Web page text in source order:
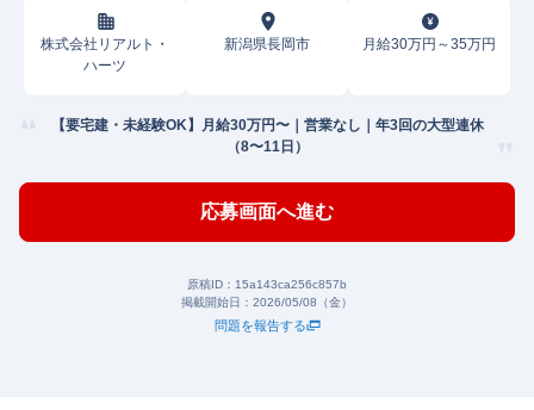
株式会社リアルト・
ハーツ
新潟県長岡市 月給30万円～35万円
【要宅建・未経験OK】月給30万円〜｜営業なし｜年3回の大型連休
（8〜11日）
応募画面へ進む
原稿ID： 15a143ca256c857b
掲載開始日： 2026/05/08（金）
問題を報告する